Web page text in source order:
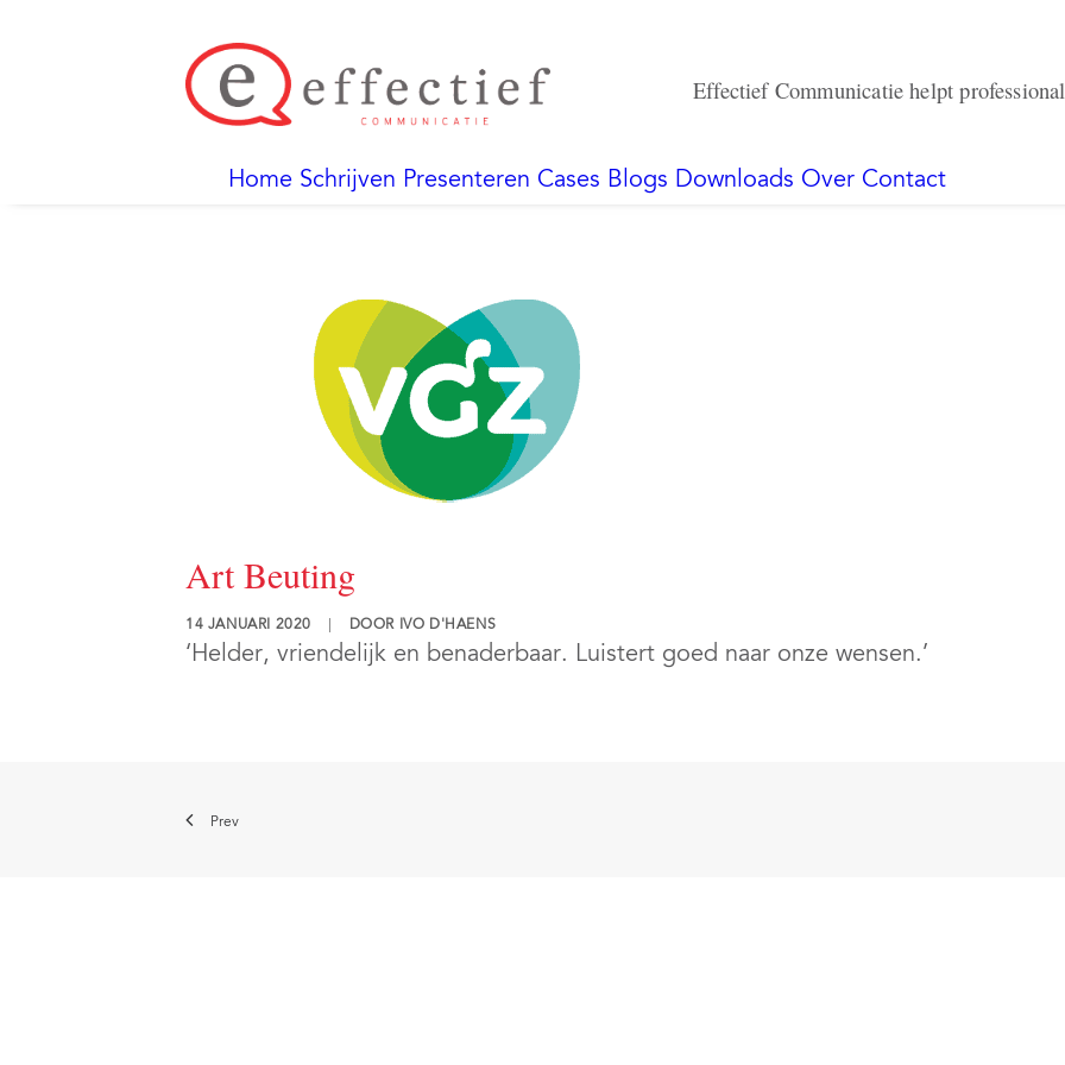
Effectief Communicatie helpt
Home Schrijven Presenteren Cases Blogs Downloads Over Contact
Art Beuting
14 JANUARI 2020 DOOR IVO D'HAENS
‘Helder, vriendelijk en benaderbaar. Luistert goed naar onze wensen.’
Prev